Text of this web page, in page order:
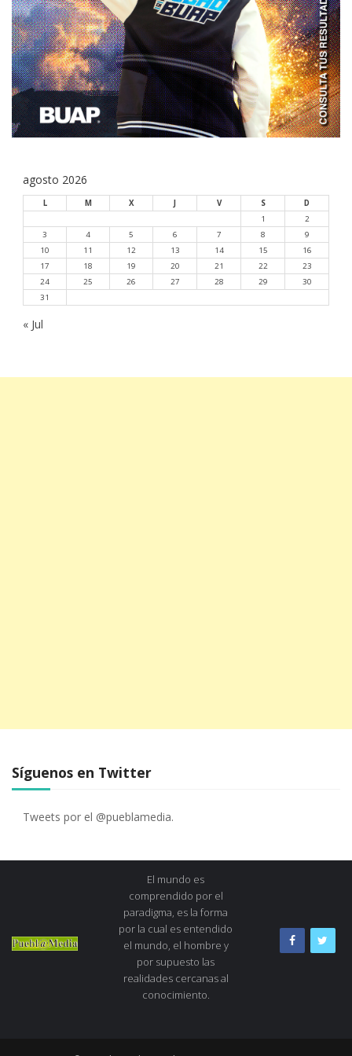
agosto 2026
L M X J V S
D
1
2
3
4 5 6 7 8
9
10
11 12 13 14 15
16
17
18 19 20 21 22
23
24
25 26 27 28 29
30
31
« Jul
Síguenos en Twitter
Tweets por el @pueblamedia.
El mundo es
comprendido por el
paradigma, es la forma
por la cual es entendido
el mundo, el hombre y
por supuesto las
realidades cercanas al
conocimiento.